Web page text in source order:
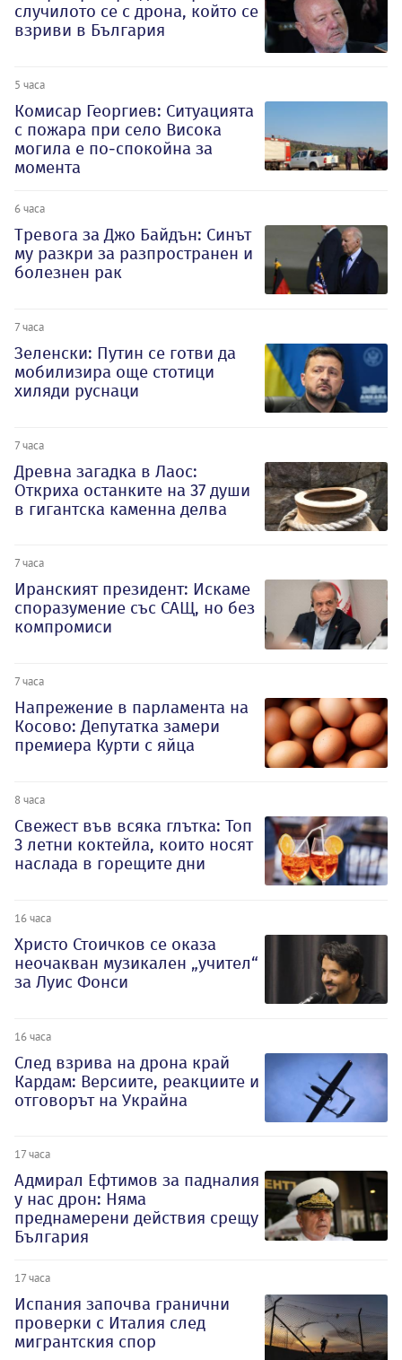
случилото се с дрона, който се
взриви в България
5 часа
Комисар Георгиев: Ситуацията
с пожара при село Висока
могила е по-спокойна за
момента
6 часа
Тревога за Джо Байдън: Синът
му разкри за разпространен и
болезнен рак
7 часа
Зеленски: Путин се готви да
мобилизира още стотици
хиляди руснаци
7 часа
Древна загадка в Лаос:
Откриха останките на 37 души
в гигантска каменна делва
7 часа
Иранският президент: Искаме
споразумение със САЩ, но без
компромиси
7 часа
Напрежение в парламента на
Косово: Депутатка замери
премиера Курти с яйца
8 часа
Свежест във всяка глътка: Топ
3 летни коктейла, които носят
наслада в горещите дни
16 часа
Христо Стоичков се оказа
неочакван музикален „учител“
за Луис Фонси
16 часа
След взрива на дрона край
Кардам: Версиите, реакциите и
отговорът на Украйна
17 часа
Адмирал Ефтимов за падналия
у нас дрон: Няма
преднамерени действия срещу
България
17 часа
Испания започва гранични
проверки с Италия след
мигрантския спор